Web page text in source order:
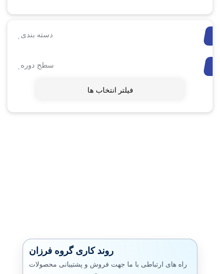
دسته بندی
سطح دوره
فیلتر انتخاب ها
روند کاری گروه فرزان
راه های ارتباطی با ما جهت فروش و پشتیبانی محصولات